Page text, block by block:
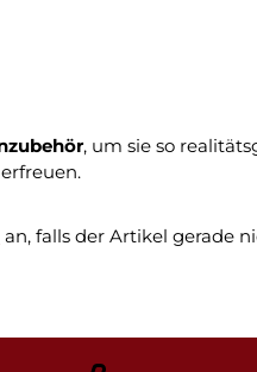
, um sie so
an, falls der Artikel gerade